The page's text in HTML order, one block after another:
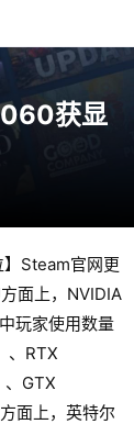
获显
】Steam官网更
面上，NVIDIA
玩家使用数量
、RTX
GTX
面上，英特尔